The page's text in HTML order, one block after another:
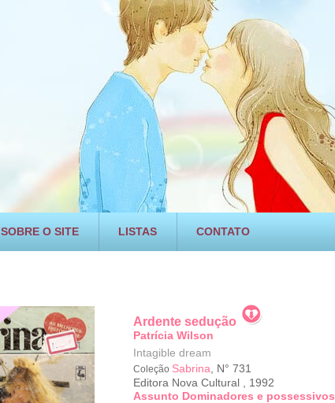
SOBRE O SITE LISTAS CONTATO
Ardente sedução
Patrícia Wilson
Intagible dream
Coleção Sabrina , N° 731
Editora Nova Cultural
1992
Assunto Dominadores e possessivos